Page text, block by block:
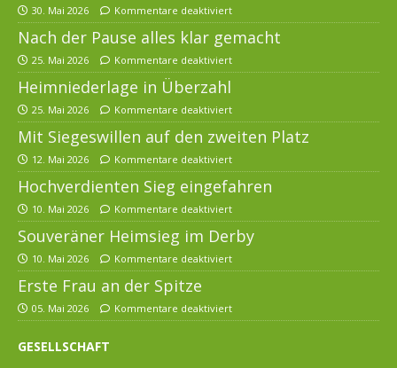
30. Mai 2026 Kommentare deaktiviert
Nach der Pause alles klar gemacht
25. Mai 2026 Kommentare deaktiviert
Heimniederlage in Überzahl
25. Mai 2026 Kommentare deaktiviert
Mit Siegeswillen auf den zweiten Platz
12. Mai 2026 Kommentare deaktiviert
Hochverdienten Sieg eingefahren
10. Mai 2026 Kommentare deaktiviert
Souveräner Heimsieg im Derby
10. Mai 2026 Kommentare deaktiviert
Erste Frau an der Spitze
05. Mai 2026 Kommentare deaktiviert
GESELLSCHAFT